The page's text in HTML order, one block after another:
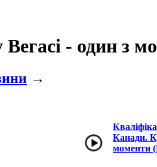
- один з
→
Канади.
моменти